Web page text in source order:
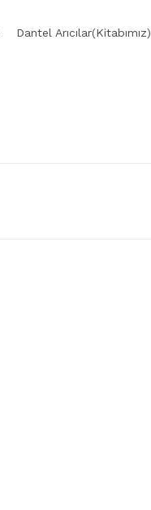
Dantel Arıcılar(Kitabımız)